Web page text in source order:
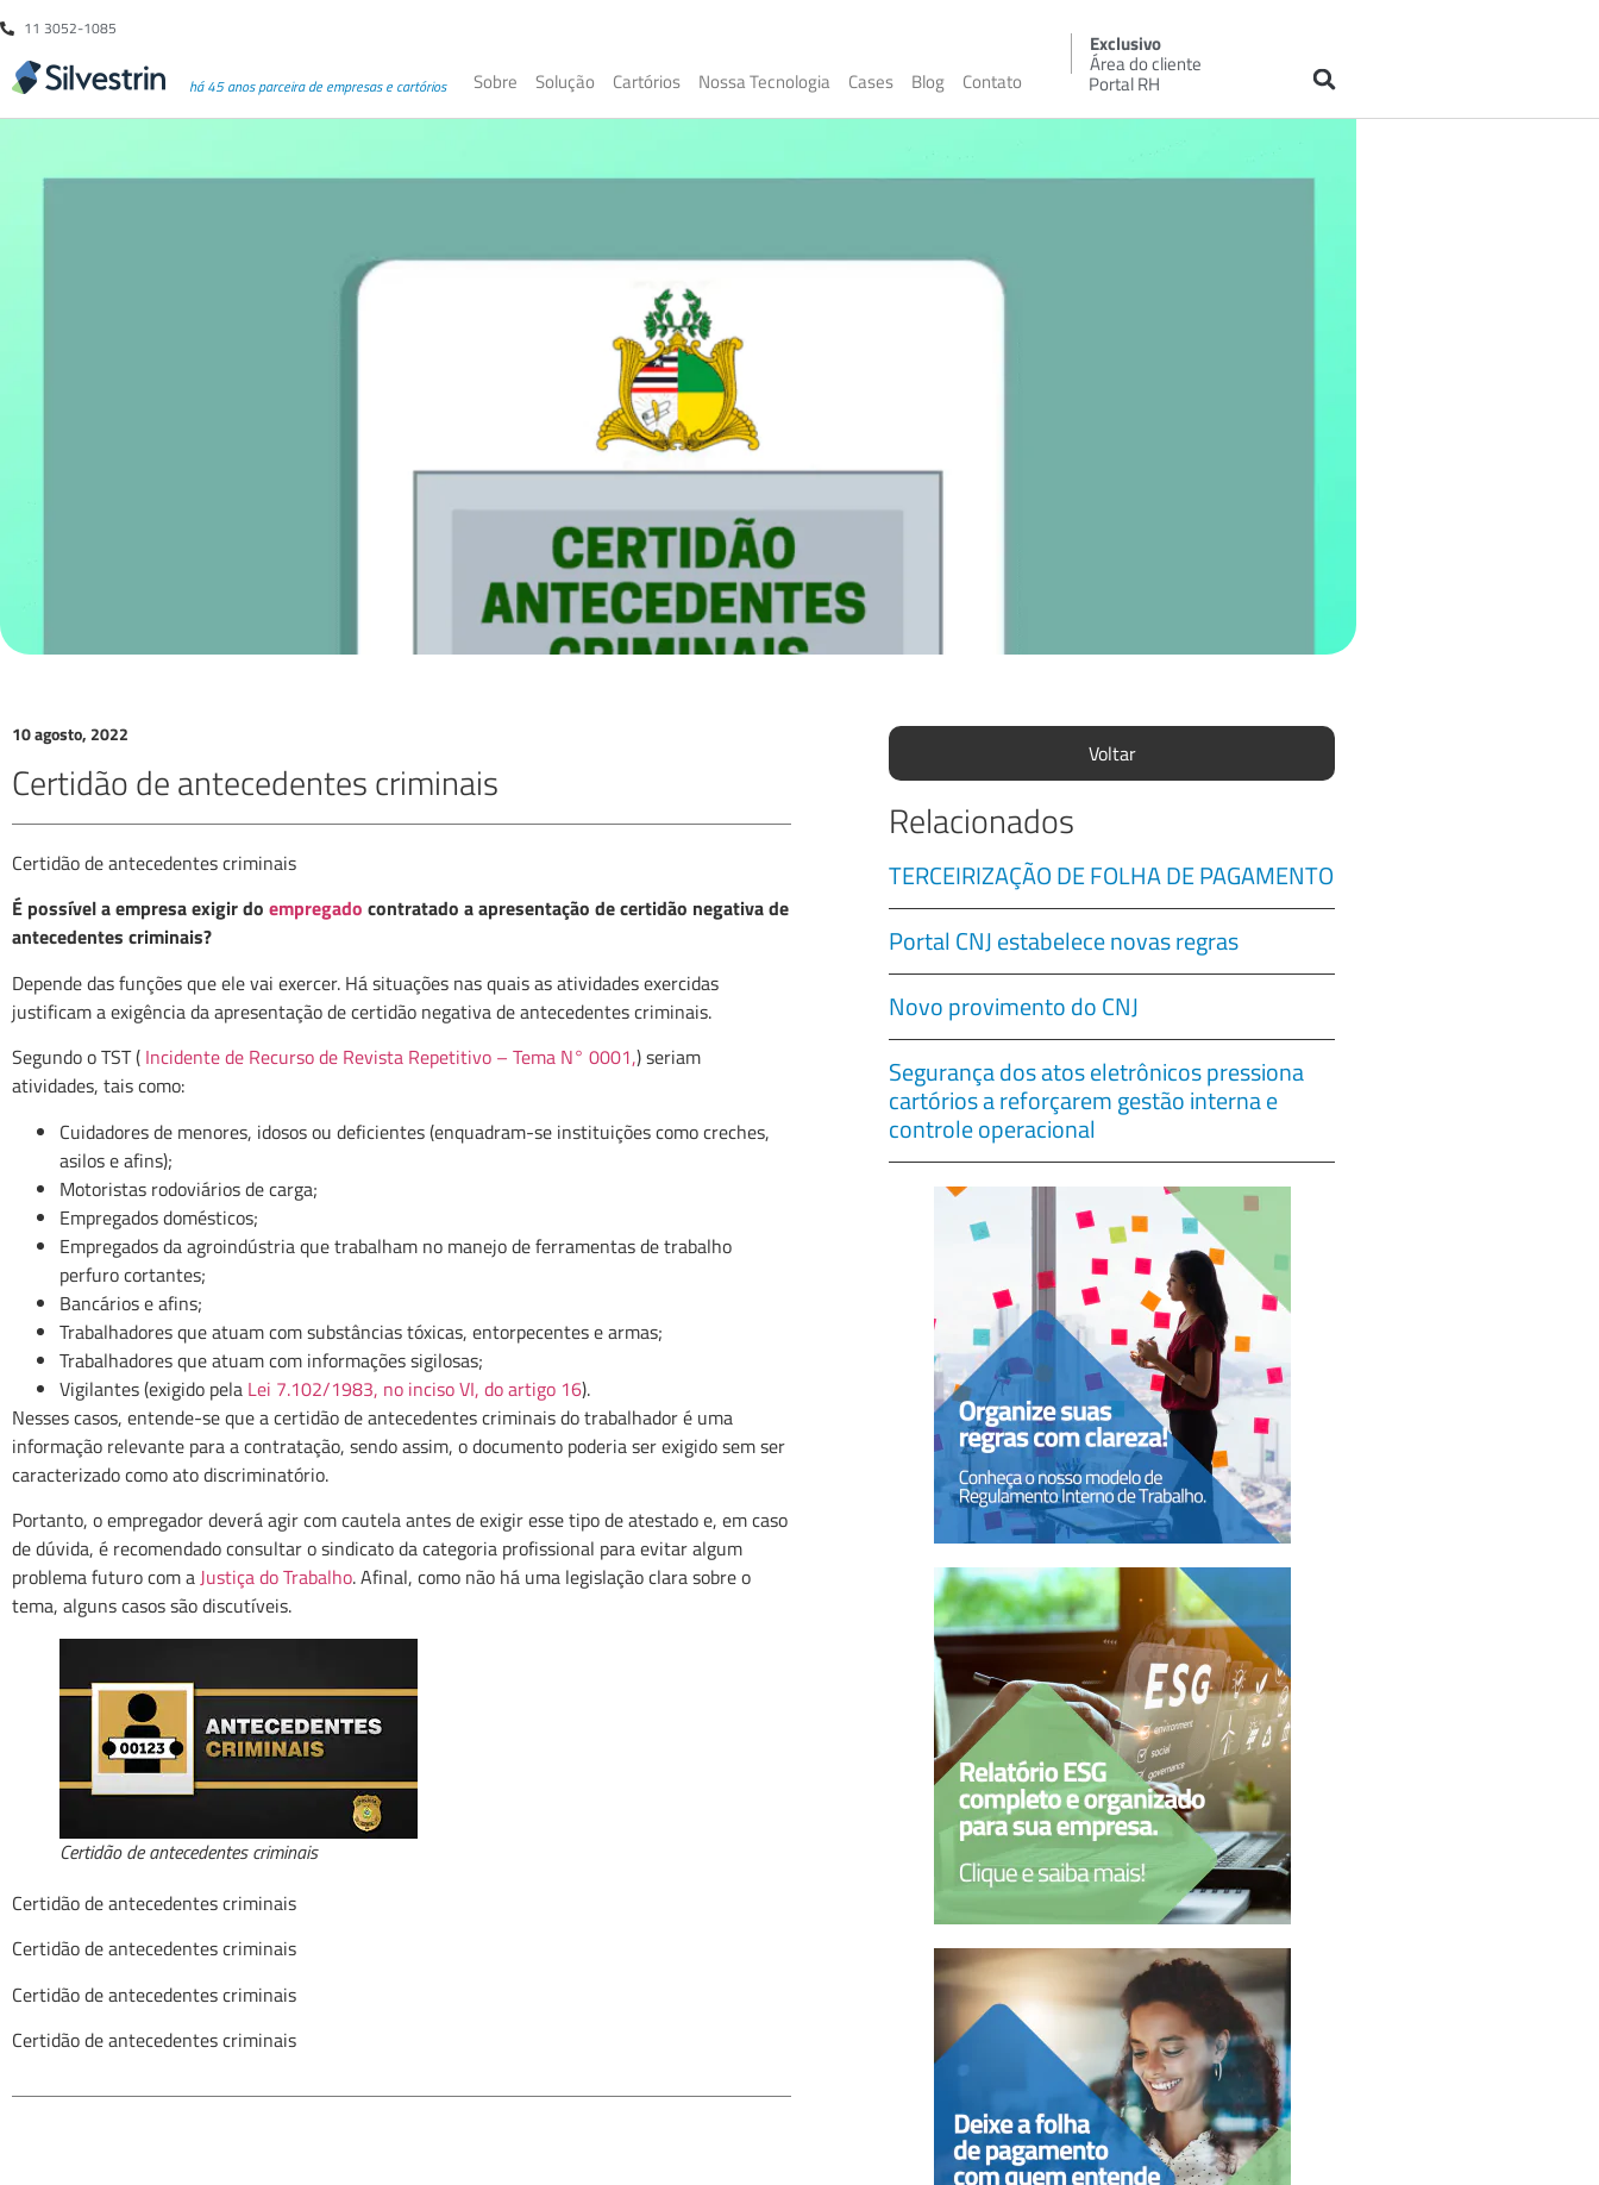
11 3052-1085
há 45 anos parceira de empresas e cartórios Sobre Solução Cartórios Nossa Tecnologia Cases Blog Contato
Exclusivo
Área do cliente
Portal RH
10 agosto, 2022
Certidão de antecedentes criminais
Certidão de antecedentes criminais
É possível a empresa exigir do empregado contratado a apresentação de certidão negativa de
antecedentes criminais?
Depende das funções que ele vai exercer. Há situações nas quais as atividades exercidas
justificam a exigência da apresentação de certidão negativa de antecedentes criminais.
Segundo o TST ( Incidente de Recurso de Revista Repetitivo – Tema N° 0001,) seriam
atividades, tais como:
Cuidadores de menores, idosos ou deficientes (enquadram-se instituições como creches,
asilos e afins);
Motoristas rodoviários de carga;
Empregados domésticos;
Empregados da agroindústria que trabalham no manejo de ferramentas de trabalho
perfuro cortantes;
Bancários e afins;
Trabalhadores que atuam com substâncias tóxicas, entorpecentes e armas;
Trabalhadores que atuam com informações sigilosas;
Vigilantes (exigido pela Lei 7.102/1983, no inciso VI, do artigo 16).
Nesses casos, entende-se que a certidão de antecedentes criminais do trabalhador é uma
informação relevante para a contratação, sendo assim, o documento poderia ser exigido sem ser
caracterizado como ato discriminatório.
Portanto, o empregador deverá agir com cautela antes de exigir esse tipo de atestado e, em caso
de dúvida, é recomendado consultar o sindicato da categoria profissional para evitar algum
problema futuro com aJustiça do Trabalho. Afinal, como não há uma legislação clara sobre o
tema, alguns casos são discutíveis.
Certidão de antecedentes criminais
Certidão de antecedentes criminais
Certidão de antecedentes criminais
Certidão de antecedentes criminais
Certidão de antecedentes criminais
Voltar
Relacionados
TERCEIRIZAÇÃO DE FOLHA DE PAGAMENTO
Portal CNJ estabelece novas regras
Novo provimento do CNJ
Segurança dos atos eletrônicos pressiona
cartórios a reforçarem gestão interna e
controle operacional